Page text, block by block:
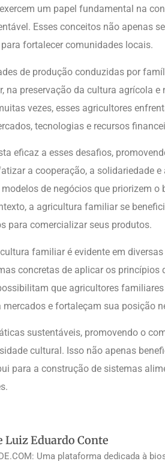
um papel fundamental na
Esses conceitos não apenas se
fortalecer comunidades locais.
de produção conduzidas por
na preservação da cultura agrícola e
vezes, esses agricultores
tecnologias e recursos
eficaz a esses desafios,
a cooperação, a solidariedade e
de negócios que priorizem o
a agricultura familiar se
para comercializar seus produtos.
familiar é evidente em
concretas de aplicar os princípios
que agricultores
e fortaleçam sua posição
sustentáveis, promovendo o
cultural. Isso não apenas
para a construção de sistemas
Luiz Eduardo Conte
Uma plataforma dedicada à